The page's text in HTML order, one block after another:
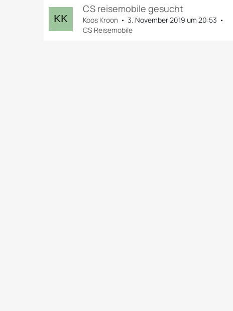
CS reisemobile gesucht
Koos Kroon
3. November 2019 um 20:53
CS Reisemobile